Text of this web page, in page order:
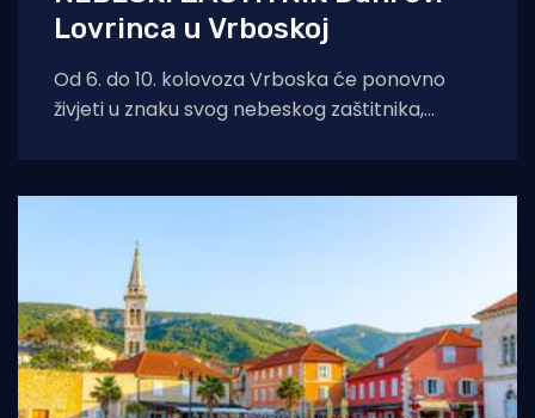
Lovrinca u Vrboskoj
Od 6. do 10. kolovoza Vrboska će ponovno
živjeti u znaku svog nebeskog zaštitnika,